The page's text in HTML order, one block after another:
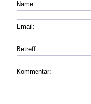
Name:
Email:
Betreff:
Kommentar: